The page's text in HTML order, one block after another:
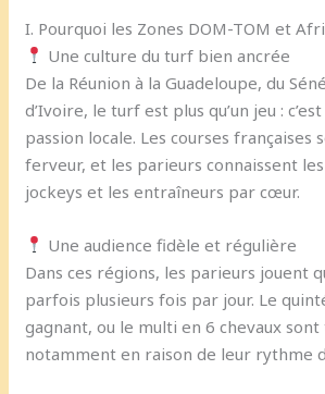
I. Pourquoi les Zones DOM-TOM et
Une culture du turf bien ancrée
De la Réunion à la Guadeloupe, du
d’Ivoire, le turf est plus qu’un jeu :
passion locale. Les courses françaises
ferveur, et les parieurs connaissent
jockeys et les entraîneurs par cœur.
Une audience fidèle et régulière
Dans ces régions, les parieurs jouent
parfois plusieurs fois par jour. Le
gagnant, ou le multi en 6 chevaux
notamment en raison de leur rythme